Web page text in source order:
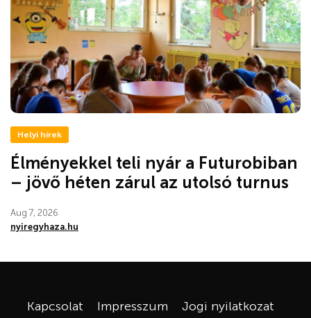
Helyi hírek
Élményekkel teli nyár a Futurobiban
– jövő héten zárul az utolsó turnus
Aug 7, 2026
nyiregyhaza.hu
Kapcsolat Impresszum Jogi nyilatkozat